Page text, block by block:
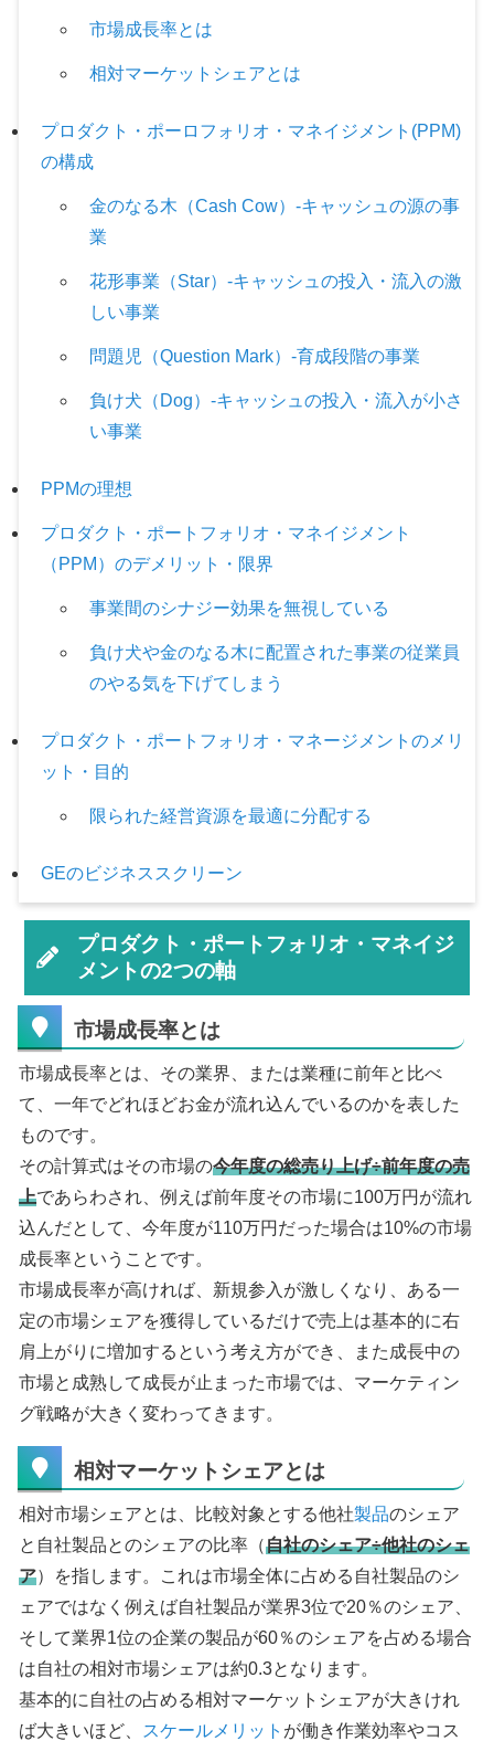
市場成長率とは
相対マーケットシェアとは
プロダクト・ポーロフォリオ・マネイジメント(PPM)
の構成
金のなる木（Cash Cow）-キャッシュの源の事
業
花形事業（Star）-キャッシュの投入・流入の激
しい事業
問題児（Question Mark）-育成段階の事業
負け犬（Dog）-キャッシュの投入・流入が小さ
い事業
PPMの理想
プロダクト・ポートフォリオ・マネイジメント
（PPM）のデメリット・限界
事業間のシナジー効果を無視している
負け犬や金のなる木に配置された事業の従業員
のやる気を下げてしまう
プロダクト・ポートフォリオ・マネージメントのメリ
ット・目的
限られた経営資源を最適に分配する
GEのビジネススクリーン
プロダクト・ポートフォリオ・マネイジ
メントの2つの軸
市場成長率とは
市場成長率とは、その業界、または業種に前年と比べ
て、一年でどれほどお金が流れ込んでいるのかを表した
ものです。
その計算式はその市場の今年度の総売り上げ÷前年度の売
上であらわされ、例えば前年度その市場に100万円が流れ
込んだとして、今年度が110万円だった場合は10%の市場
成長率ということです。
市場成長率が高ければ、新規参入が激しくなり、ある一
定の市場シェアを獲得しているだけで売上は基本的に右
肩上がりに増加するという考え方ができ、また成長中の
市場と成熟して成長が止まった市場では、マーケティン
グ戦略が大きく変わってきます。
相対マーケットシェアとは
相対市場シェアとは、比較対象とする他社製品のシェア
と自社製品とのシェアの比率（自社のシェア÷他社のシェ
ア）を指します。これは市場全体に占める自社製品のシ
ェアではなく例えば自社製品が業界3位で20％のシェア、
そして業界1位の企業の製品が60％のシェアを占める場合
は自社の相対市場シェアは約0.3となります。
基本的に自社の占める相対マーケットシェアが大きけれ
ば大きいほど、
スケールメリット が働き作業効率やコス